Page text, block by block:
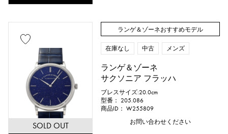
ステンレス イエローゴールド
ピンクゴールド ホワイトゴールド
プラチナ レッドゴールド
ローズゴールド カーボン
セラミック
SOLD OUT
ランゲ＆ゾーネおすすめモデル
在庫なし 中古 メンズ
ランゲ＆ゾーネ
サクソニア フラッハ
ブレスサイズ:20.0cm
型番： 205.086
商品ID： W255809
お問い合わせください